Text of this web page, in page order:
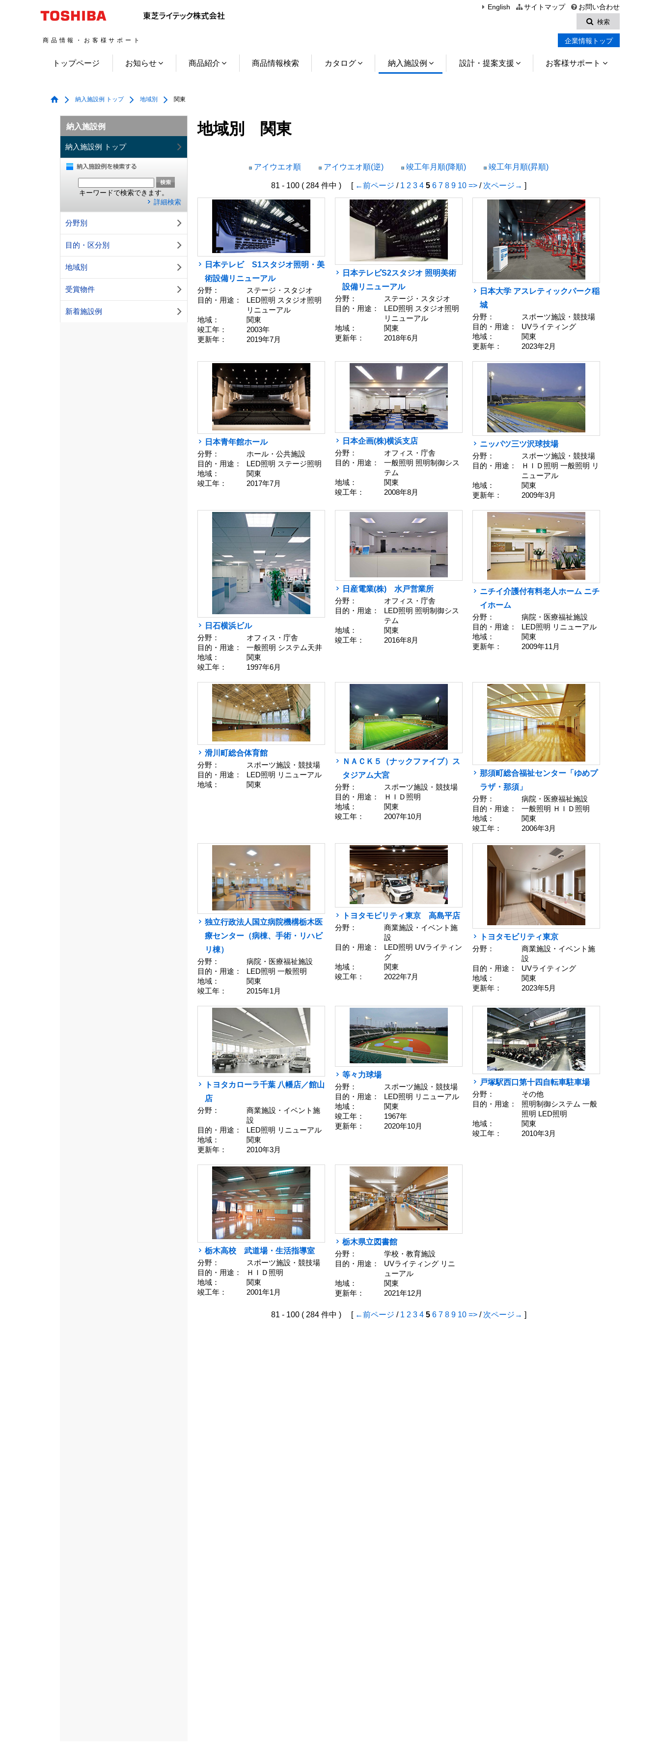
English サイトマップ
お問い合わせ
検索
商品情報・お客様サポート 企業情報トップ
トップページ お知らせ 商品紹介 商品情報検索 カタログ 納入施設例 設計・提案支援 お客様サポート
納入施設例 トップ 地域別 関東
納入施設例
納入施設例 トップ
キーワードで検索できます。
詳細検索
分野別
目的・区分別
地域別
受賞物件
新着施設例
地域別 関東
アイウエオ順 アイウエオ順(逆) 竣工年月順(降順) 竣工年月順(昇順)
81 - 100 ( 284 件中 ) [ ←前ページ / 1 2 3 4 5 6 7 8 9 10 => / 次ページ→ ]
日本テレビ S1スタジオ照明・美
術設備リニューアル
分野：
ステージ・スタジオ
目的・用途：
LED照明 スタジオ照明
リニューアル
地域：
関東
竣工年：
2003年
更新年：
2019年7月
日本テレビS2スタジオ 照明美術
設備リニューアル
分野：
ステージ・スタジオ
目的・用途：
LED照明 スタジオ照明
リニューアル
地域：
関東
更新年：
2018年6月
日本大学 アスレティックパーク稲
城
分野：
スポーツ施設・競技場
目的・用途：
UVライティング
地域：
関東
更新年：
2023年2月
日本青年館ホール
分野：
ホール・公共施設
目的・用途：
LED照明 ステージ照明
地域：
関東
竣工年：
2017年7月
日本企画(株)横浜支店
分野：
オフィス・庁舎
目的・用途：
一般照明 照明制御シス
テム
地域：
関東
竣工年：
2008年8月
ニッパツ三ツ沢球技場
分野：
スポーツ施設・競技場
目的・用途：
ＨＩＤ照明 一般照明 リ
ニューアル
地域：
関東
更新年：
2009年3月
日石横浜ビル
分野：
オフィス・庁舎
目的・用途：
一般照明 システム天井
地域：
関東
竣工年：
1997年6月
日産電業(株) 水戸営業所
分野：
オフィス・庁舎
目的・用途：
LED照明 照明制御シス
テム
地域：
関東
竣工年：
2016年8月
ニチイ介護付有料老人ホーム ニチ
イホーム
分野：
病院・医療福祉施設
目的・用途：
LED照明 リニューアル
地域：
関東
更新年：
2009年11月
滑川町総合体育館
分野：
スポーツ施設・競技場
目的・用途：
LED照明 リニューアル
地域：
関東
ＮＡＣＫ５（ナックファイブ）ス
タジアム大宮
分野：
スポーツ施設・競技場
目的・用途：
ＨＩＤ照明
地域：
関東
竣工年：
2007年10月
那須町総合福祉センター「ゆめプ
ラザ・那須」
分野：
病院・医療福祉施設
目的・用途：
一般照明 ＨＩＤ照明
地域：
関東
竣工年：
2006年3月
独立行政法人国立病院機構栃木医
療センター（病棟、手術・リハビ
リ棟）
分野：
病院・医療福祉施設
目的・用途：
LED照明 一般照明
地域：
関東
竣工年：
2015年1月
トヨタモビリティ東京 高島平店
分野：
商業施設・イベント施
設
目的・用途：
LED照明 UVライティン
グ
地域：
関東
竣工年：
2022年7月
トヨタモビリティ東京
分野：
商業施設・イベント施
設
目的・用途：
UVライティング
地域：
関東
更新年：
2023年5月
トヨタカローラ千葉 八幡店／館山
店
分野：
商業施設・イベント施
設
目的・用途：
LED照明 リニューアル
地域：
関東
更新年：
2010年3月
等々力球場
分野：
スポーツ施設・競技場
目的・用途：
LED照明 リニューアル
地域：
関東
竣工年：
1967年
更新年：
2020年10月
戸塚駅西口第十四自転車駐車場
分野：
その他
目的・用途：
照明制御システム 一般
照明 LED照明
地域：
関東
竣工年：
2010年3月
栃木高校 武道場・生活指導室
分野：
スポーツ施設・競技場
目的・用途：
ＨＩＤ照明
地域：
関東
竣工年：
2001年1月
栃木県立図書館
分野：
学校・教育施設
目的・用途：
UVライティング リニ
ューアル
地域：
関東
更新年：
2021年12月
81 - 100 ( 284 件中 ) [ ←前ページ / 1 2 3 4 5 6 7 8 9 10 => / 次ページ→ ]